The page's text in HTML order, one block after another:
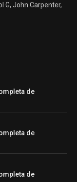
G, John Carpenter,
de
de
de